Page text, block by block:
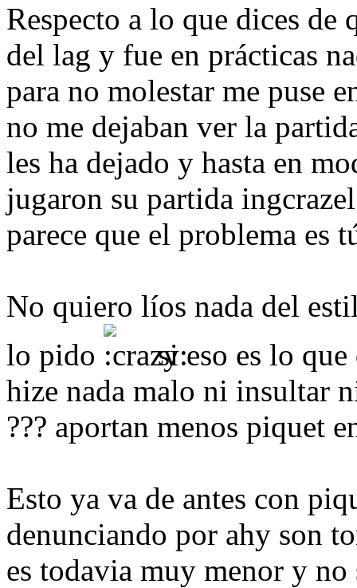
Respecto a lo que dices
del lag y fue en prácticas
para no molestar me puse
no me dejaban ver la
les ha dejado y hasta en
jugaron su partida
parece que el problema es
No quiero líos nada del
lo pido
si eso es lo que
hize nada malo ni insultar
??? aportan menos piquet
Esto ya va de antes con
denunciando por ahy son
es todavia muy menor y